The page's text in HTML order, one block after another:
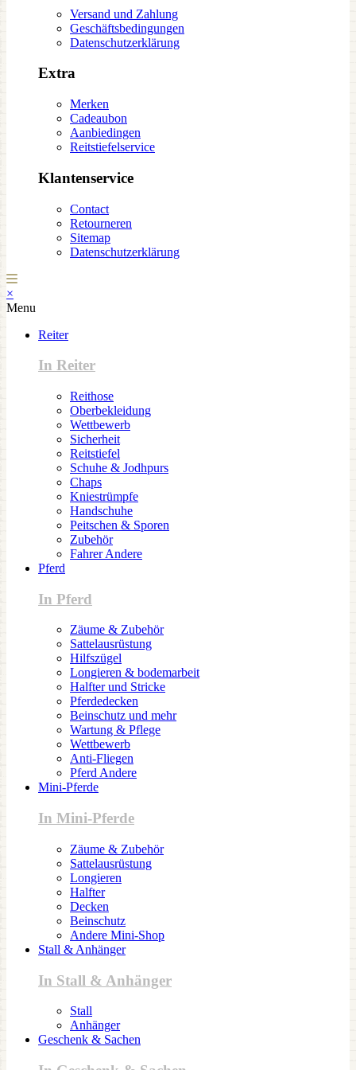
Versand und Zahlung
Geschäftsbedingungen
Datenschutzerklärung
Extra
Merken
Cadeaubon
Aanbiedingen
Reitstiefelservice
Klantenservice
Contact
Retourneren
Sitemap
Datenschutzerklärung
×
Menu
Reiter
In Reiter
Reithose
Oberbekleidung
Wettbewerb
Sicherheit
Reitstiefel
Schuhe & Jodhpurs
Chaps
Kniestrümpfe
Handschuhe
Peitschen & Sporen
Zubehör
Fahrer Andere
Pferd
In Pferd
Zäume & Zubehör
Sattelausrüstung
Hilfszügel
Longieren & bodemarbeit
Halfter und Stricke
Pferdedecken
Beinschutz und mehr
Wartung & Pflege
Wettbewerb
Anti-Fliegen
Pferd Andere
Mini-Pferde
In Mini-Pferde
Zäume & Zubehör
Sattelausrüstung
Longieren
Halfter
Decken
Beinschutz
Andere Mini-Shop
Stall & Anhänger
In Stall & Anhänger
Stall
Anhänger
Geschenk & Sachen